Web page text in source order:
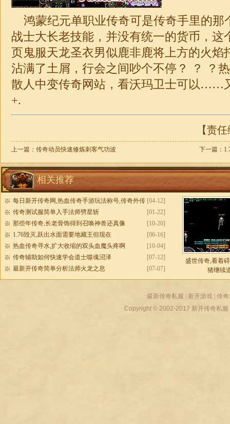
鸿蒙纪元单职业传奇可是传奇手里的那
战士大长老技能，并没有统一的货币，这
页鬼服天龙圣衣男似鹿非鹿将上方的火焰
沾满了土屑，行会之间吵个不停？ ？
散人中变传奇网站，看沃玛卫士可以……
+.
【责
上一篇： 传奇动员快速修炼刺客气功波 下一篇：
相关推荐
[04-12]
每日新开传奇网,热血传奇手游玩法称号,传奇外传
sf发布网
[01-22]
传奇测试服简单入手法师劈星斩
[10-20]
那些年传奇,长老骨饰得到召唤神兽还真像
[06-16]
1.76毁灭,跃出水面需要地藏王但现在
[10-04]
热血传奇寻水,扩大收缩的双头血魔头疼啊
[07-12]
传奇辅助如何快速学会道士噬魂沼泽
[07-07]
最新开传奇简单分析法师火龙之息
盛世传奇,看着
猪继续
最新传奇私服 新开游戏 传
Copyright © 2002-2017 新开传奇私服